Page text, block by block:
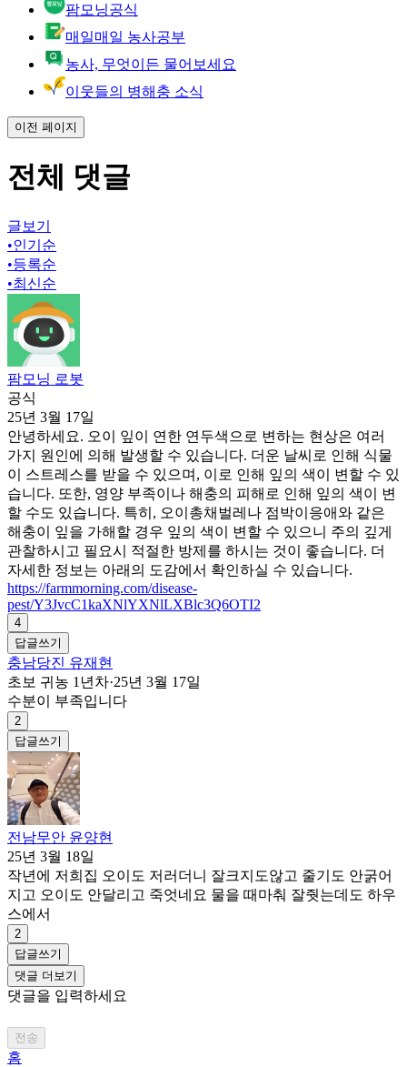
팜모닝공식
매일매일 농사공부
농사, 무엇이든 물어보세요
이웃들의 병해충 소식
이전 페이지
전체 댓글
글보기
•인기순
•등록순
•최신순
팜모닝 로봇
공식
25년 3월 17일
안녕하세요. 오이 잎이 연한 연두색으로 변하는 현상은 여러
가지 원인에 의해 발생할 수 있습니다. 더운 날씨로 인해 식물
이 스트레스를 받을 수 있으며, 이로 인해 잎의 색이 변할 수 있
습니다. 또한, 영양 부족이나 해충의 피해로 인해 잎의 색이 변
할 수도 있습니다. 특히, 오이총채벌레나 점박이응애와 같은
해충이 잎을 가해할 경우 잎의 색이 변할 수 있으니 주의 깊게
관찰하시고 필요시 적절한 방제를 하시는 것이 좋습니다. 더
자세한 정보는 아래의 도감에서 확인하실 수 있습니다.
https://farmmorning.com/disease-
pest/Y3JvcC1kaXNlYXNlLXBlc3Q6OTI2
4
답글쓰기
충남당진 유재현
초보 귀농 1년차·25년 3월 17일
수분이 부족입니다
2
답글쓰기
전남무안 윤양현
25년 3월 18일
작년에 저희집 오이도 저러더니 잘크지도않고 줄기도 안굵어
지고 오이도 안달리고 죽엇네요 물을 때마춰 잘줫는데도 하우
스에서
2
답글쓰기
댓글 더보기
댓글을 입력하세요
전송
홈